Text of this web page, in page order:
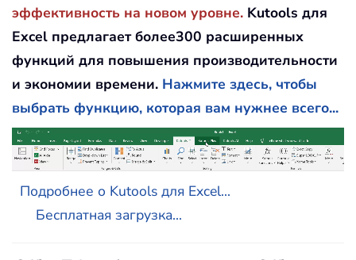
эффективность на новом уровне. Kutools для
Excel предлагает более300 расширенных
функций для повышения производительности
и экономии времени. Нажмите здесь, чтобы
выбрать функцию, которая вам нужнее всего...
Подробнее о Kutools для Excel...
Бесплатная загрузка...